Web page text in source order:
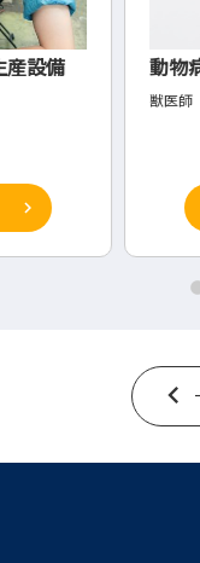
備 動物病
獣医師